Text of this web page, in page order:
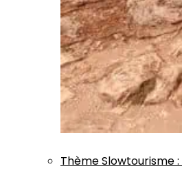
ThèmeSlowtourisme: